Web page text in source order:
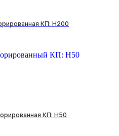
КП: H200
КП: H50